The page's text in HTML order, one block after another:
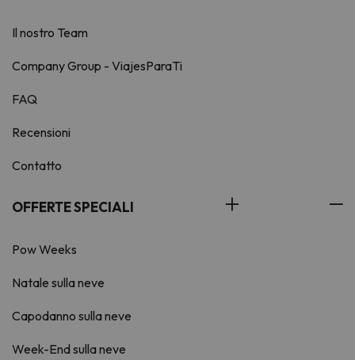
Il nostro Team
Company Group - ViajesParaTi
FAQ
Recensioni
Contatto
OFFERTE SPECIALI
Pow Weeks
Natale sulla neve
Capodanno sulla neve
Week-End sulla neve